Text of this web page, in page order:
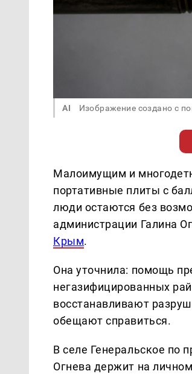
AI Изображение создано с
Малоимущим и
портативные плиты с
люди остаются без
администрации Галина
Крым.
Она уточнила: помощь
негазифицированных
восстанавливают
обещают справиться.
В селе Генеральское по
Огнева держит на